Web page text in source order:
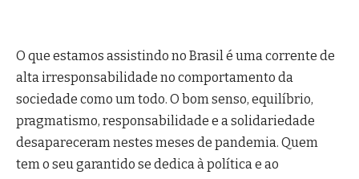
O que estamos assistindo no Brasil é uma corrente de
alta irresponsabilidade no comportamento da
sociedade como um todo. O bom senso, equilíbrio,
pragmatismo, responsabilidade e a solidariedade
desapareceram nestes meses de pandemia. Quem
tem o seu garantido se dedica à política e ao